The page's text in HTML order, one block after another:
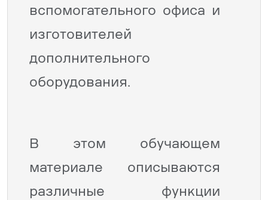
вспомогательного офиса и
изготовителей
дополнительного
оборудования.
В этом обучающем
материале описываются
различные функции